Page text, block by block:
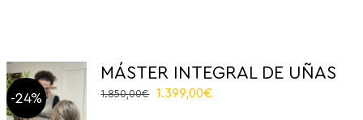
-24%
MÁSTER INTEGRAL DE UÑAS
1.850,00€
El
1.399,00€